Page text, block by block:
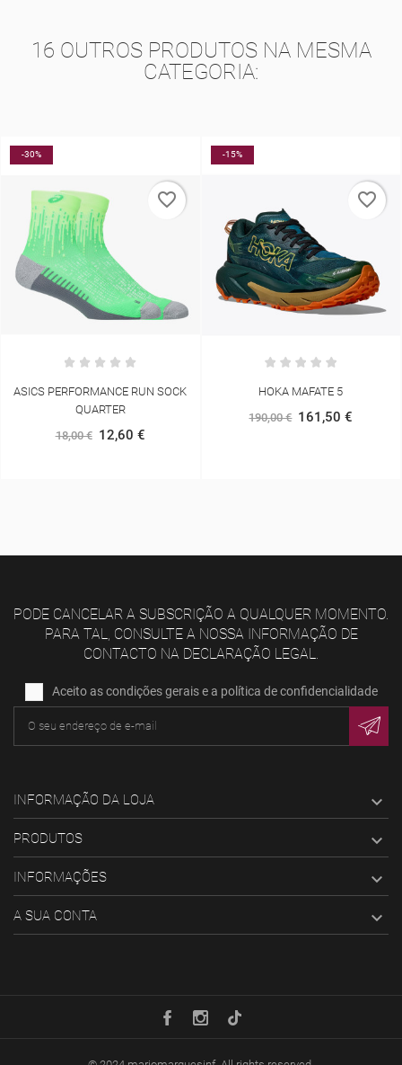
16 OUTROS PRODUTOS NA MESMA
CATEGORIA:
-15%
HOKA MAFATE 5
190,00 € 161,50 €
favorite_border
-10%
OOFOS RECOVERY OORIGINAL
SPORT
favorite_border
PODE CANCELAR A SUBSCRIÇÃO A QUALQUER MOMENTO.
PARA TAL, CONSULTE A NOSSA INFORMAÇÃO DE
CONTACTO NA DECLARAÇÃO LEGAL.
Aceito as condições gerais e a política de confidencialidade
INFORMAÇÃO DA LOJA 
PRODUTOS 
INFORMAÇÕES 
A SUA CONTA 